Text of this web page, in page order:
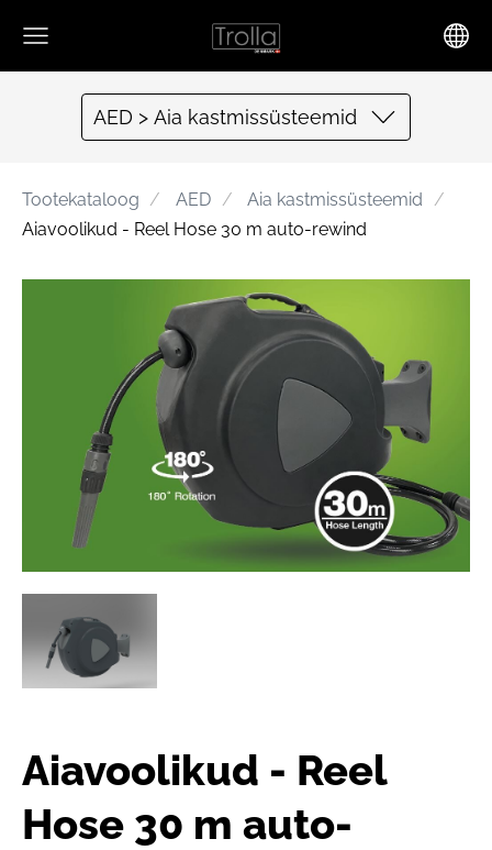
AED > Aia kastmissüsteemid
Tootekataloog AED
Aia kastmissüsteemid
Aiavoolikud - Reel Hose 30 m auto-rewind
Aiavoolikud - Reel
Hose 30 m auto-